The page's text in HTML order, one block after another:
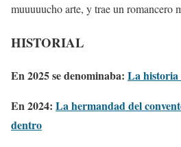
muuuuucho arte, y trae un romancero
HISTORIAL
En 2025 se denominaba: La historia
En 2024: La hermandad del
dentro